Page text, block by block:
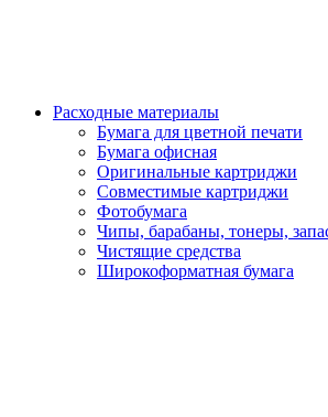
Расходные материалы
Бумага для цветной печати
Бумага офисная
Оригинальные картриджи
Совместимые картриджи
Фотобумага
Чипы, барабаны, тонеры,
Чистящие средства
Широкоформатная бумага